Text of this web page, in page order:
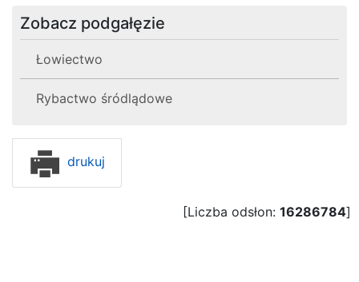
Zobacz podgałęzie
Łowiectwo
Rybactwo śródlądowe
drukuj
[Liczba odsłon: 16286784]